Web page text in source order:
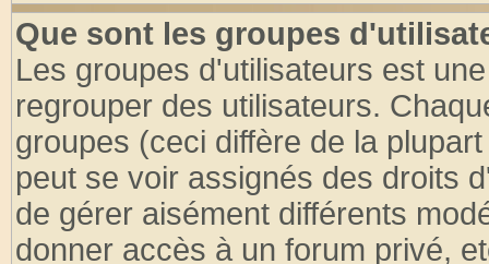
Que sont les groupes
Les groupes d'utilisateurs est
regrouper des utilisateurs.
groupes (ceci diffère de la
peut se voir assignés des droits
de gérer aisément différents
donner accès à un forum privé,